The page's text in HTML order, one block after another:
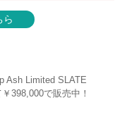
ら
Ash Limited SLATE
398,000で販売中！